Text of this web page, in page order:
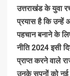
उत्तराखंड के युवा
प्रयास है कि उन्हें
पहचान बनाने के
नीति 2024 इसी
प्राप्त करने वाले
उनके सपनों को नई